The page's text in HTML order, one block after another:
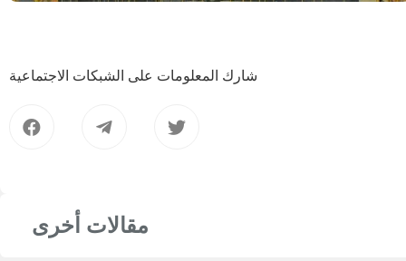
شارك المعلومات على الشبكات الاجتماعية
مقالات أخرى